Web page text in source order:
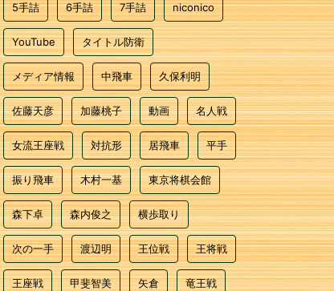
5手詰 6手詰 7手詰 niconico
YouTube タイトル防衛
メディア情報 中飛車 久保利明
佐藤天彦 加藤桃子 動画 名人戦
女流王座戦 対抗形 居飛車 平手
振り飛車 木村一基 東京将棋会館
森下卓 森内俊之 横歩取り
次の一手 渡辺明 王位戦 王将戦
王座戦 甲斐智美 矢倉 竜王戦